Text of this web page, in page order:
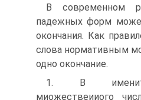
В современном
падежных форм
окончания. Как
слова нормативным
одно окончание.
1. В
миожествеииого